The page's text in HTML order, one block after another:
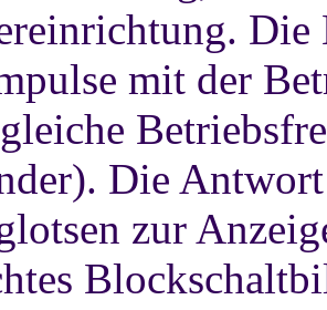
Die
mit der
Die
zur